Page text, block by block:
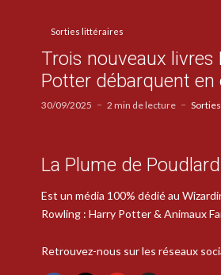
Sorties littéraires
Trois nouveaux livres
Potter débarquent en
30/09/2025 2 min de lecture
La Plume de Poudlard
Est un média 100% dédié au
Rowling : Harry Potter & Animaux
Retrouvez-nous sur les réseaux